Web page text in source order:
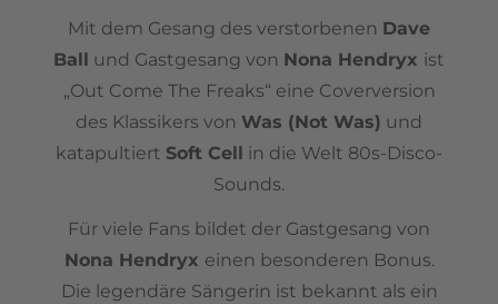
Mit dem Gesang des verstorbenen Dave
Ball
und Gastgesang von Nona Hendryx ist
„Out Come The Freaks“ eine Coverversion
des Klassikers von Was (Not Was) und
katapultiert Soft Cell
in die Welt 80s-Disco-
Sounds.
Für viele Fans bildet der Gastgesang von
Nona Hendryx einen besonderen Bonus.
Die legendäre Sängerin ist bekannt als ein